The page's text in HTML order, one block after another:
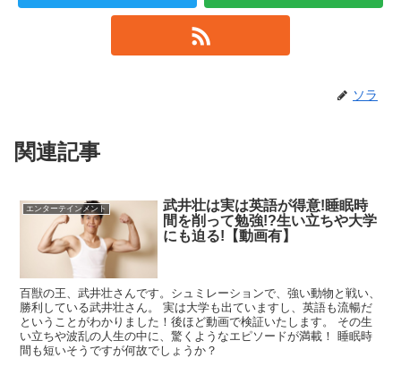
ソラ
関連記事
エンターテインメント
武井壮は実は英語が得意!睡眠時
間を削って勉強!?生い立ちや大学
にも迫る!【動画有】
百獣の王、武井壮さんです。シュミレーションで、強い動物と戦い、
勝利している武井壮さん。 実は大学も出ていますし、英語も流暢だ
ということがわかりました！後ほど動画で検証いたします。 その生
い立ちや波乱の人生の中に、驚くようなエピソードが満載！ 睡眠時
間も短いそうですが何故でしょうか？